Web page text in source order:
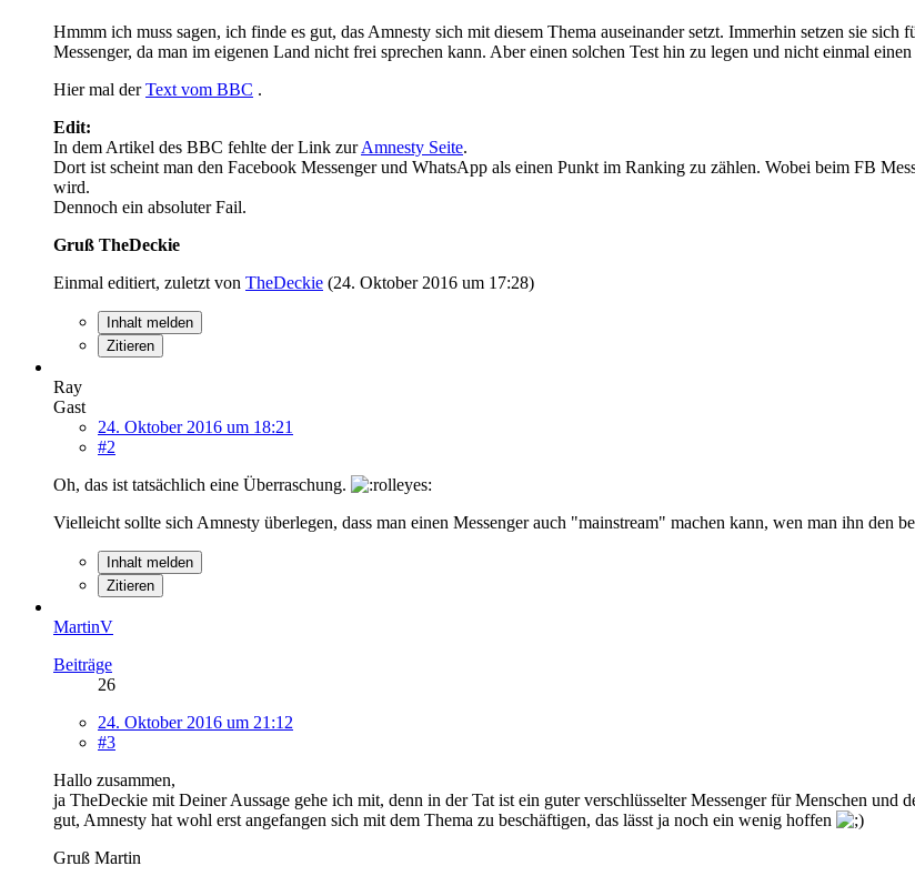
Hmmm ich muss sagen, ich finde es gut, das Amnesty sich mit diesem Thema auseinander setzt. Immerhin setzen sie
Messenger, da man im eigenen Land nicht frei sprechen kann. Aber einen solchen Test hin zu legen und nicht einmal
Hier mal derText vom BBC .
Edit:
In dem Artikel des BBC fehlte der Link zurAmnesty Seite.
Dort ist scheint man den Facebook Messenger und WhatsApp als einen Punkt im Ranking zu zählen. Wobei beim FB
wird.
Dennoch ein absoluter Fail.
Gruß TheDeckie
Einmal editiert, zuletzt von TheDeckie (24. Oktober 2016 um 17:28)
Inhalt melden
Zitieren
Ray
Gast
24. Oktober 2016 um 18:21
#2
Oh, das ist tatsächlich eine Überraschung.
Vielleicht sollte sich Amnesty überlegen, dass man einen Messenger auch "mainstream" machen kann, wen man ihn den
Inhalt melden
Zitieren
MartinV
Beiträge
26
24. Oktober 2016 um 21:12
#3
Hallo zusammen,
ja TheDeckie mit Deiner Aussage gehe ich mit, denn in der Tat ist ein guter verschlüsselter Messenger für Menschen und
gut, Amnesty hat wohl erst angefangen sich mit dem Thema zu beschäftigen, das lässt ja noch ein wenig hoffen
Gruß Martin